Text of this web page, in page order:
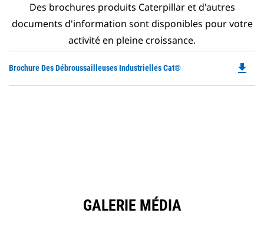
Des brochures produits Caterpillar et d'autres
documents d'information sont disponibles pour votre
activité en pleine croissance.
Brochure Des Débroussailleuses Industrielles Cat® file_download
GALERIE MÉDIA